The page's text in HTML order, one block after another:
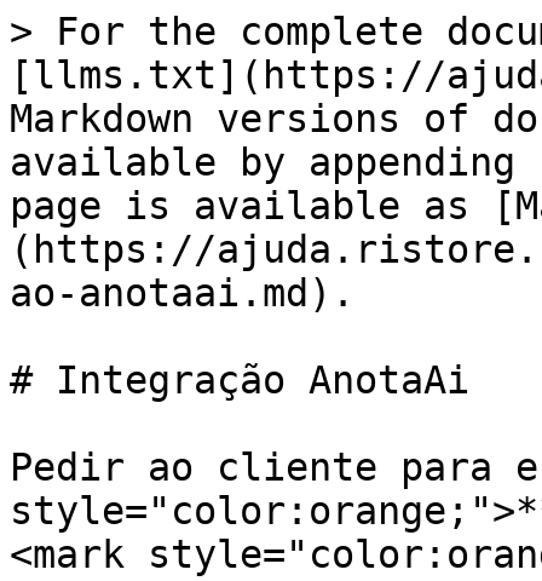
> For the complete
[llms.txt](https://
Markdown versions of
available by
page is available as
(https://
ao-anotaai.md).
# Integração AnotaAi
Pedir ao cliente para
<mark